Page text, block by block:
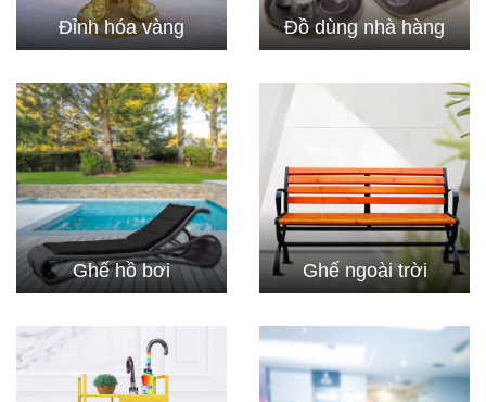
Đỉnh hóa vàng Đồ dùng nhà hàng
Ghế hồ bơi Ghế ngoài trời